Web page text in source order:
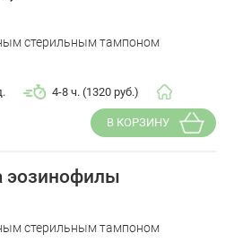
стерильным тампоном
4-8 ч. (1320 руб.)
В КОРЗИНУ
эозинофилы
стерильным тампоном